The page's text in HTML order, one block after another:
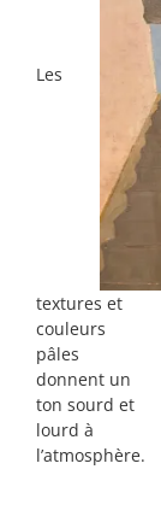
Les
textures et
couleurs
pâles
donnent un
ton sourd et
lourd à
l’atmosphère.